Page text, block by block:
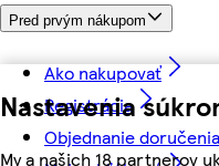
Nastavenia
My a našich 18 partnerov
Pred prvým nákupom
Ako nakupovať
Registrácia
Objednanie doručenia